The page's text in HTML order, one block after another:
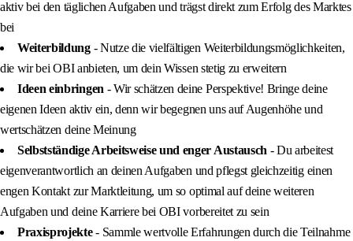
aktiv bei den täglichen Aufgaben und trägst direkt zum Erfolg des Marktes
bei
Weiterbildung- Nutze die vielfältigen Weiterbildungsmöglichkeiten,
die wir bei OBI anbieten, um dein Wissen stetig zu erweitern
Ideen einbringen - Wir schätzen deine Perspektive! Bringe deine
eigenen Ideen aktiv ein, denn wir begegnen uns auf Augenhöhe und
wertschätzen deine Meinung
Selbstständige Arbeitsweise und enger Austausch - Du arbeitest
eigenverantwortlich an deinen Aufgaben und pflegst gleichzeitig einen
engen Kontakt zur Marktleitung, um so optimal auf deine weiteren
Aufgaben und deine Karriere bei OBI vorbereitet zu sein
Praxisprojekte- Sammle wertvolle Erfahrungen durch die Teilnahme